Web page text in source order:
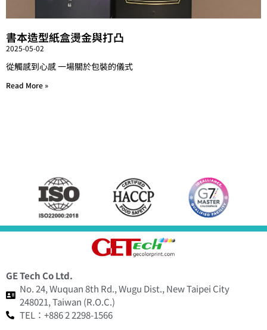
書本造型紙盒燙金與打凸
2025-05-02
從觸感到心感 一場關於包裝的儀式
Read More »
GE Tech Co Ltd.
No. 24, Wuquan 8th Rd., Wugu Dist., New Taipei City
248021, Taiwan (R.O.C.)
TEL：+886 2 2298-1566